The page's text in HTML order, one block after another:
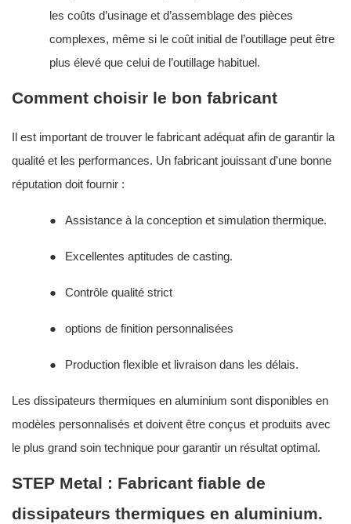
les coûts d’usinage et d’assemblage des pièces
complexes, même si le coût initial de l’outillage peut être
plus élevé que celui de l’outillage habituel.
Comment choisir le bon fabricant
Il est important de trouver le fabricant adéquat afin de garantir la
qualité et les performances. Un fabricant jouissant d'une bonne
réputation doit fournir :
● Assistance à la conception et simulation thermique.
● Excellentes aptitudes de casting.
● Contrôle qualité strict
● options de finition personnalisées
● Production flexible et livraison dans les délais.
Les dissipateurs thermiques en aluminium sont disponibles en
modèles personnalisés et doivent être conçus et produits avec
le plus grand soin technique pour garantir un résultat optimal.
STEP Metal : Fabricant fiable de
dissipateurs thermiques en aluminium.